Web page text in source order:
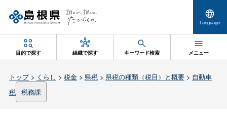
Language
目的で探す 組織で探す キーワード検索 メニュー
トップ> くらし > 税金> 県税> 県税の種類（税目）と概要> 自動車
税 税務課